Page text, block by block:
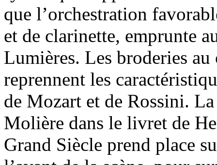
que l’orchestration
et de clarinette, emprunte
Lumières. Les broderies
reprennent les
de Mozart et de Rossini.
Molière dans le livret de
Grand Siècle prend place